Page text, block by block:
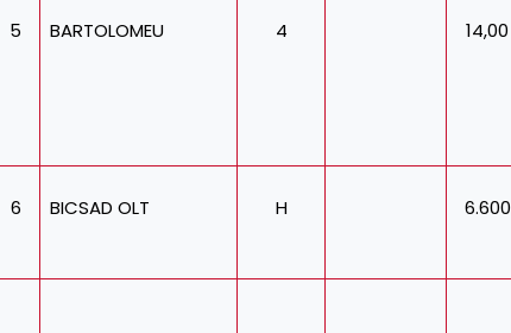
5 BARTOLOMEU 4 14,00
6 BICSAD OLT H 6.600